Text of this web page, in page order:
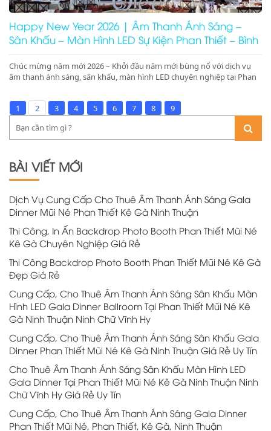
Happy New Year 2026 | Âm Thanh Ánh Sáng –
Sân Khấu – Màn Hình LED Sự Kiện Phan Thiết – Bình
Thuận – Ninh Thuận
Chúc mừng năm mới 2026 – Khởi đầu năm mới bùng nổ với dịch vụ
âm thanh ánh sáng, sân khấu, màn hình LED chuyên nghiệp tại Phan
resort, nhà hàng Mũi Né, Ninh Chữ, Phan Rang.
1
2 3 4 5 6 7 8 9
BÀI VIẾT MỚI
Dịch Vụ Cung Cấp Cho Thuê Âm Thanh Ánh Sáng Gala
Dinner Mũi Né Phan Thiết Kê Gà Ninh Thuận
Thi Công, In Ấn Backdrop Photo Booth Phan Thiết Mũi Né
Kê Gà Chuyên Nghiệp Giá Rẻ
Thi Công Backdrop Photo Booth Phan Thiết Mũi Né Kê Gà
Đẹp Giá Rẻ
Cung Cấp, Cho Thuê Âm Thanh Ánh Sáng Sân Khấu Màn
Hình LED Gala Dinner Ballroom Tại Phan Thiết Mũi Né Kê
Gà Ninh Thuận Ninh Chữ Vĩnh Hy
Cung Cấp, Cho Thuê Âm Thanh Ánh Sáng Sân Khấu Gala
Dinner Phan Thiết Mũi Né Kê Gà Ninh Thuận Giá Rẻ Uy Tín
Cho Thuê Âm Thanh Ánh Sáng Sân Khấu Màn Hình LED
Gala Dinner Tại Phan Thiết Mũi Né Kê Gà Ninh Thuận Ninh
Chữ Vĩnh Hy Giá Rẻ Uy Tín
Cung Cấp, Cho Thuê Âm Thanh Ánh Sáng Gala Dinner
Phan Thiết Mũi Né, Phan Thiết, Kê Gà, Ninh Thuận